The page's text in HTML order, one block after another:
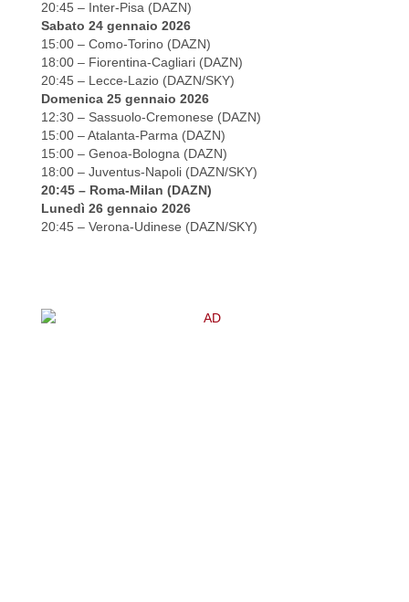
20:45 – Inter-Pisa (DAZN)
Sabato 24 gennaio 2026
15:00 – Como-Torino (DAZN)
18:00 – Fiorentina-Cagliari (DAZN)
20:45 – Lecce-Lazio (DAZN/SKY)
Domenica 25 gennaio 2026
12:30 – Sassuolo-Cremonese (DAZN)
15:00 – Atalanta-Parma (DAZN)
15:00 – Genoa-Bologna (DAZN)
18:00 – Juventus-Napoli (DAZN/SKY)
20:45 – Roma-Milan (DAZN)
Lunedì 26 gennaio 2026
20:45 – Verona-Udinese (DAZN/SKY)